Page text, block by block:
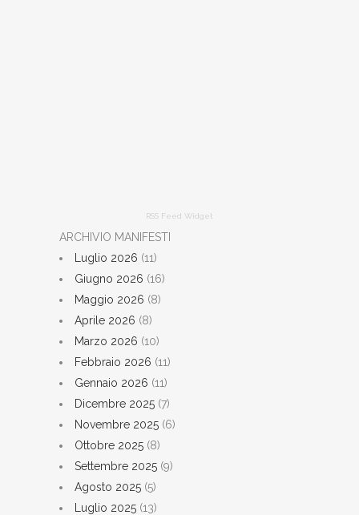
RSS Feed Widget
ARCHIVIO MANIFESTI
Luglio 2026 (11)
Giugno 2026 (16)
Maggio 2026 (8)
Aprile 2026 (8)
Marzo 2026 (10)
Febbraio 2026 (11)
Gennaio 2026 (11)
Dicembre 2025 (7)
Novembre 2025 (6)
Ottobre 2025 (8)
Settembre 2025 (9)
Agosto 2025 (5)
Luglio 2025 (13)